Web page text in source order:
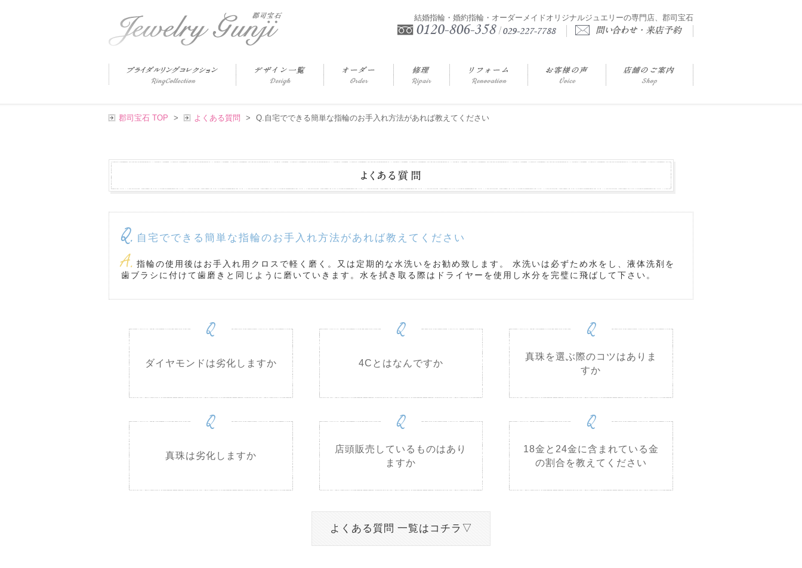
結婚指輪・婚約指輪・オーダーメイドオリジナルジュエリーの専門店、郡司宝石
郡司宝石 TOP > よくある質問 > Q.自宅でできる簡単な指輪のお手入れ方法があれば教えてください
Q. 自宅でできる簡単な指輪のお手入れ方法があれば教えてください
A. 指輪の使用後はお手入れ用クロスで軽く磨く。又は定期的な水洗いをお勧め致します。
水洗いは必ずため水をし、液体洗剤を
歯ブラシに付けて歯磨きと同じように磨いていきます。水を拭き取る際はドライヤーを使用し水分を完璧に飛ばして下さい。
Q
ダイヤモンドは劣化しますか
Q
4Cとはなんですか
Q
真珠を選ぶ際のコツはありま
すか
Q
真珠は劣化しますか
Q
店頭販売しているものはあり
ますか
Q
18金と24金に含まれている金
の割合を教えてください
よくある質問 一覧はコチラ▽